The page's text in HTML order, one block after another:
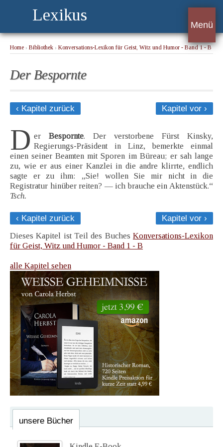
Lexikus
Menü
Home › Bibliothek › Konversations-Lexikon für Geist, Witz und Humor - Band 1 - B
Der Bespornte
‹ Kapitel zurück Kapitel vor ›
D er Bespornte. Der verstorbene Fürst Kinsky,
Regierungs-Präsident in Linz, bemerkte einmal
einen seiner Beamten mit Sporen im Büreau; er sah lange
zu, wie er aus einer Kanzlei in die andre klirrte, endlich
sagte er zu ihm: „Sie! wollen Sie mir nicht in die
Registratur hinüber reiten? — ich brauche ein Aktenstück.“
Tsch.
‹ Kapitel zurück
Kapitel vor ›
Dieses Kapitel ist Teil des Buches Konversations-Lexikon
für Geist, Witz und Humor - Band 1 - B
alle Kapitel sehen
unsere Bücher